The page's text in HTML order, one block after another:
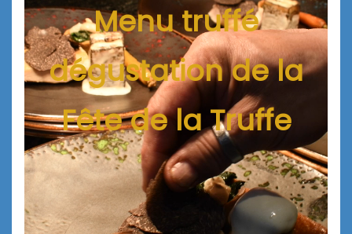
Menu truffé
dégustation de la
Fête de la Truffe